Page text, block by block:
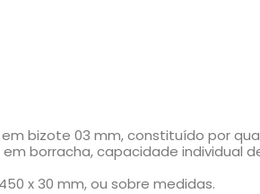
bizote 03 mm, constituído por
borracha, capacidade individual
x 30 mm, ou sobre medidas.